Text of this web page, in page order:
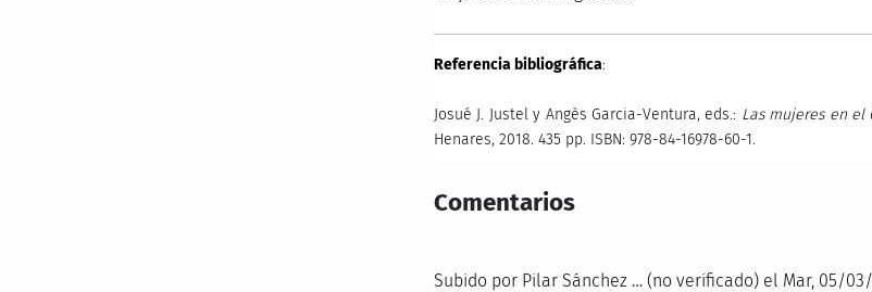
Referencia bibliográfica:
Josué J. Justel y Angès Garcia-Ventura, eds.: Las mujeres en
Henares, 2018. 435 pp. ISBN: 978-84-16978-60-1.
Comentarios
Subido por Pilar Sánchez … (no verificado) el Mar, 05/03/